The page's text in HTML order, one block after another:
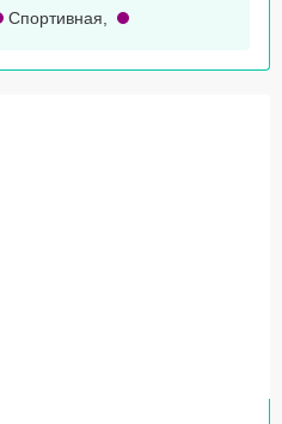
Спортивная,